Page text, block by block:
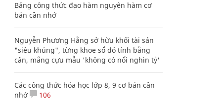
Bảng công thức đạo hàm nguyên hàm cơ
bản cần nhớ
Nguyễn Phương Hằng sở hữu khối tài sản
"siêu khủng", từng khoe sổ đỏ tính bằng
cân, mắng cựu mẫu 'không có nổi nghìn tỷ'
Các công thức hóa học lớp 8, 9 cơ bản cần
nhớ
106